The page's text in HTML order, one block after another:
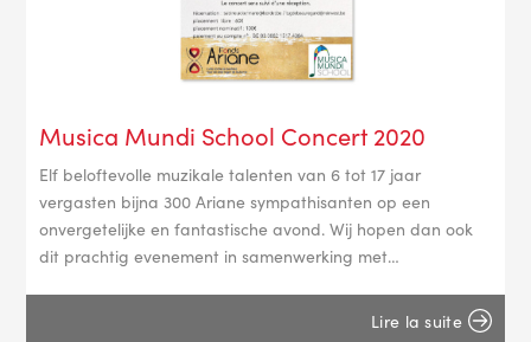
Musica Mundi School Concert 2020
Elf beloftevolle muzikale talenten van 6 tot 17 jaar
vergasten bijna 300 Ariane sympathisanten op een
onvergetelijke en fantastische avond. Wij hopen dan ook
dit prachtig evenement in samenwerking met…
Lire la suite